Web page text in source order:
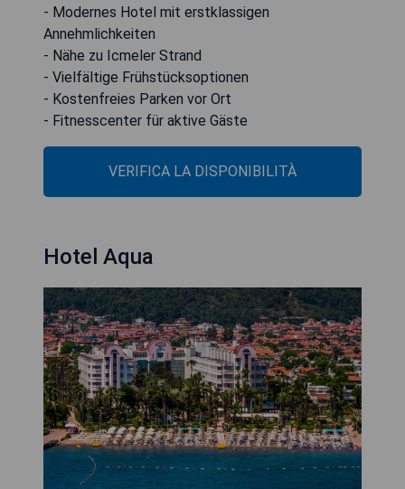
- Modernes Hotel mit erstklassigen
Annehmlichkeiten
- Nähe zu Icmeler Strand
- Vielfältige Frühstücksoptionen
- Kostenfreies Parken vor Ort
- Fitnesscenter für aktive Gäste
VERIFICA LA DISPONIBILITÀ
Hotel Aqua